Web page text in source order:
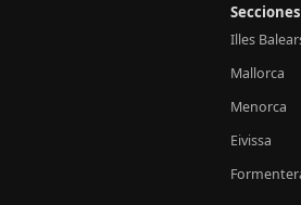
Secciones
Illes
Mallorca
Menorca
Eivissa